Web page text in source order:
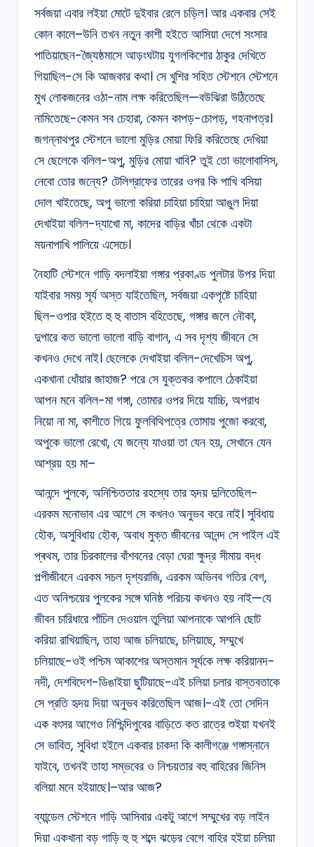
সর্বজয়া এবার লইয়া মোটে দুইবার রেলে চড়িল। আর একবার সেই
কোন কালে–উনি তখন নতুন কাশী হইতে আসিয়া দেশে সংসার
পাতিয়াছেন-জ্যৈষ্ঠমাসে আড়ংঘটায় যুগলকিশোর ঠাকুর দেখিতে
গিয়াছিল-সে কি আজকার কথা। সে খুশির সহিত স্টেশনে স্টেশনে
মুখ লোকজনের ওঠা-নাম লক্ষ করিতেছিল—বউঝিরা উঠিতেছে
নামিতেছে-কেমন সব চেহারা, কেমন কাপড়-চোপড়, গহনাপত্র।
জগন্নাথপুর স্টেশনে ভালো মুড়ির মোয়া ফিরি করিতেছে দেখিয়া
সে ছেলেকে বলিল-অপু, মুড়ির মোয়া খাবি? তুই তো ভালোবাসিস,
নেবো তোর জন্যে? টেলিগ্রাফের তারের ওপর কি পাখি বসিয়া
দোল খাইতেছে, অপু ভালো করিয়া চাহিয়া চাহিয়া আঙুল দিয়া
দেখাইয়া বলিল-দ্যাখো মা, কাদের বাড়ির খাঁচা থেকে একটা
ময়নাপাখি পালিয়ে এসেচে।
নৈহাটি স্টেশনে গাড়ি বদলাইয়া গঙ্গার প্রকাণ্ড পুলটার উপর দিয়া
যাইবার সময় সূর্য অস্ত যাইতেছিল, সর্বজয়া একপৃষ্টে চাহিয়া
ছিল-ওপার হইতে হু হু বাতাস বহিতেছে, গঙ্গার জলে নৌকা,
দুপারে কত ভালো ভালো বাড়ি বাগান, এ সব দৃশ্য জীবনে সে
কখনও দেখে নাই। ছেলেকে দেখাইয়া বলিল-দেখেচিস অপু,
একখানা ধোঁয়ার জাহাজ? পরে সে যুক্তকর কপালে ঠেকাইয়া
আপন মনে বলিল-মা গঙ্গা, তোমার ওপর দিয়ে যাচ্চি, অপরাধ
নিয়ো না মা, কাশীতে গিয়ে ফুলবিথিপত্রে তোমায় পুজো করবো,
অপুকে ভালো রেখো, যে জন্যে যাওয়া তা যেন হয়, সেখানে যেন
আশ্রয় হয় মা–
আনন্দে পুলকে, অনিশ্চিততার রহস্যে তার হৃদয় দুলিতেছিল-
এরকম মনোভাব এর আগে সে কখনও অনুভব করে নাই। সুবিধায়
হৌক, অসুবিধায় হৌক, অবাধ মুক্ত জীবনের আনন্দ সে পাইল এই
প্ৰথম, তার চিরকালের বাঁশবনের বেড়া ঘেরা ক্ষুদ্র সীমায় বদ্ধ
পল্পীজীবনে এরকম সচল দৃশ্যরাজি, এরকম অভিনব গতির বেগ,
এত অনিশ্চয়ের পুলকের সঙ্গে ঘনিষ্ঠ পরিচয় কখনও হয় নাই—যে
জীবন চারিধারে পাঁচিল দেওয়াল তুলিয়া আপনাকে আপনি ছোট
করিয়া রাখিয়াছিল, তাহা আজ চলিয়াছে, চলিয়াছে, সম্মুখে
চলিয়াছে-ওই পশ্চিম আকাশের অস্তমান সূর্যকে লক্ষ করিয়ানদ-
নদী, দেশবিদেশ-ডিঙাইয়া ছুটিয়াছে-এই চলিয়া চলার বাস্তবতাকে
সে প্রতি হৃদয় দিয়া অনুভব করিতেছিল আজ।-এই তো সেদিন
এক বৎসর আগেও নিশ্চিন্দিপুবের বাড়িতে কত রাত্রে শুইয়া যখনই
সে ভাবিত, সুবিধা হইলে একবার চাকদা কি কালীগঞ্জে গঙ্গাস্নানে
যাইবে, তখনই তাহা সম্ভবের ও নিশ্চয়তার বহু বাহিরের জিনিস
বলিয়া মনে হইয়াছে।–আর আজ?
ব্যান্ডেল স্টেশনে গাড়ি আসিবার একটু আগে সম্মুখের বড় লাইন
দিয়া একখানা বড় গাড়ি হু হু শব্দে ঝড়ের বেগে বাহির হইয়া চলিয়া